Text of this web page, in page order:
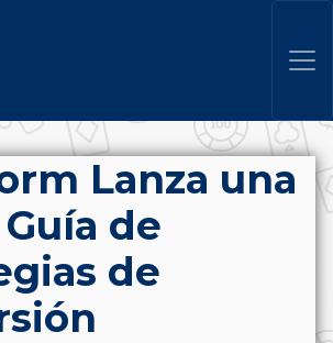
Lanza una
de
de